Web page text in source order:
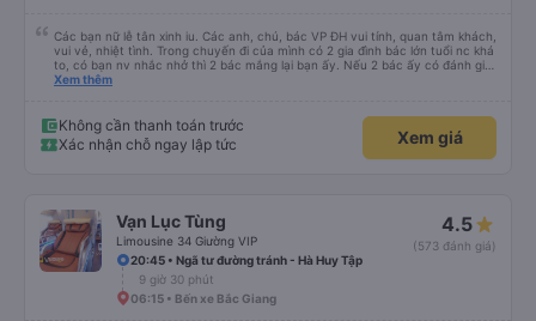
Các bạn nữ lễ tân xinh iu. Các anh, chú, bác VP ĐH vui tính, quan tâm khách,
vui vẻ, nhiệt tình. Trong chuyến đi của mình có 2 gia đình bác lớn tuổi nc khá
to, có bạn nv nhắc nhở thì 2 bác mắng lại bạn ấy. Nếu 2 bác ấy có đánh giá
xấu thì mình ngược lại nha. Bạn ấy nhắc nhở rất đúng. 2 bác nói rất to. To
bạn ấy nha. Nếu bạn ấy bị trừ thì bảo bạn ấy liên hệ sđt của mình, mình hỗ
trợ ạ. Số mình đuôi 666, chuyến ĐH-NT ngày 16/1. À các bạn nữ lễ tân xinh
iu còn đổi cho mình phòng đơn sang đôi xong còn note là (một mình) yêu
Xem thêm
Không cần thanh toán trước
Xác nhận chỗ ngay lập tức
Xem giá
Vạn Lục Tùng
Limousine 34 Giường VIP
4.5
(573 đánh giá)
20:45 • Ngã tư đường tránh - Hà Huy Tập
9 giờ 30 phút
06:15 • Bến xe Bắc Giang